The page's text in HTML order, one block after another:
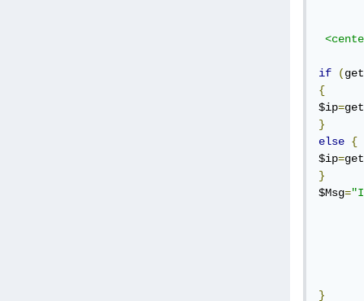
if
(
{
$ip=
}
else {
$ip=
}
$Msg=
}